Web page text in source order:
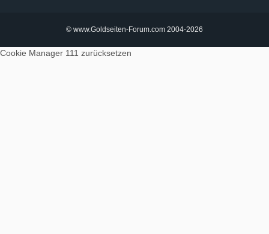
© www.Goldseiten-Forum.com 2004-2026
Cookie Manager 111 zurücksetzen